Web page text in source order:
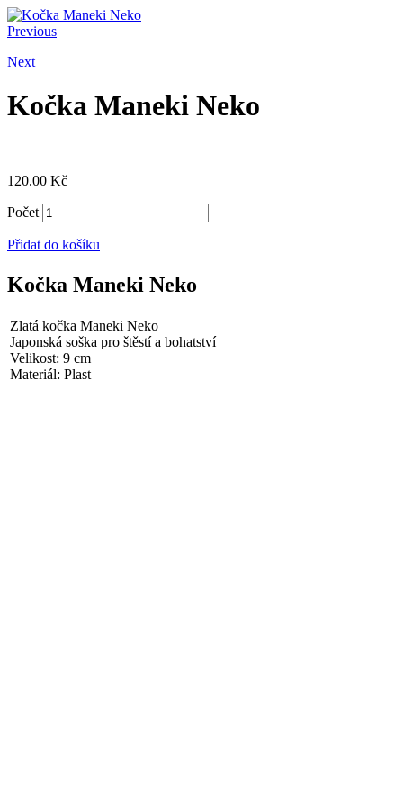
Previous
Next
Kočka Maneki Neko
120.00 Kč
Počet
Přidat do košíku
Kočka Maneki Neko
Zlatá kočka Maneki Neko
Japonská soška pro štěstí a bohatství
Velikost: 9 cm
Materiál: Plast